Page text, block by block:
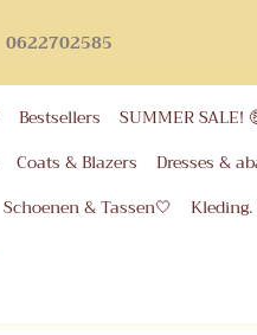
0622702585
Bestsellers SUMMER SALE!
Coats & Blazers Dresses &
Schoenen & Tassen🤍 Kleding.